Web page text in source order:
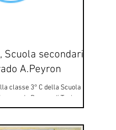
Scuola secondaria
A.Peyron
classe 3° C della Scuola
grado Peyron di Torino. Per
studenti si sono...